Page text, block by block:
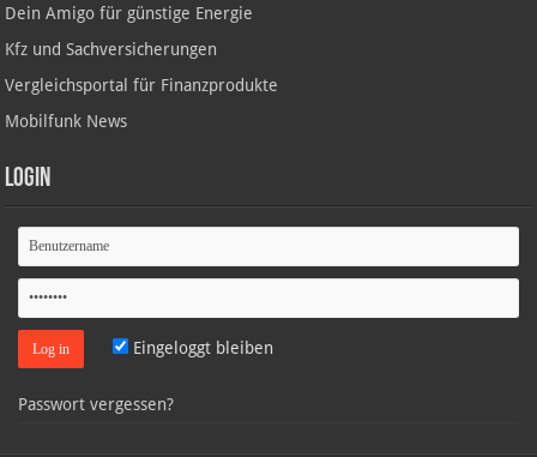
Dein Amigo für günstige Energie
Kfz und Sachversicherungen
Vergleichsportal für Finanzprodukte
Mobilfunk News
Login
Eingeloggt bleiben
Passwort vergessen?